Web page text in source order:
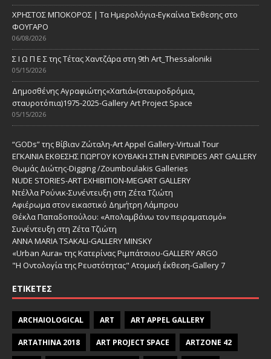
ΧΡΗΣΤΟΣ ΜΠΟΚΟΡΟΣ | Τα Ημερολόγια-Εγκαίνια Έκθεσης στο
ΦΟΥΓΑΡΟ
06/08/2026
Σ Ι Ω Π Ε Σ της Τέτας Χαντζάρα στη 9th Art_Thessaloniki
05/15/2026
Δημοσθένης Αγραφιώτης«Xαrtιά»(σταυροδρόμια,
σταυροτόπια)1975-2025-Gallery Art Project Space
05/15/2026
“GODs” της Βίβιαν Ζώταλη-Art Appel Gallery-Virtual Tour
ΕΓΚΑΙΝΙΑ ΕΚΘΕΣΗΣ ΓΙΩΡΓΟΥ ΚΟΥΒΑΚΗ ΣΤΗΝ EVRIPIDES ART GALLERY
Θωμάς Διώτης-Digging /Zoumboulakis Galleries
NUDE STORIES-ΑRT EXHIBITION-MEGART GALLERY
Ντέλλα Ρούνικ-Συνέντευξη στη Ζέτα Τζιώτη
Αφιέρωμα στον εικαστικό Δημήτρη Λάμπρου
Θέκλα Παπαδοπούλου: «Απολαμβάνω τον πειραματισμό»
Συνέντευξη στη Ζέτα Τζιώτη
ANNA MARIA TSAKALI-GALLERY MINSKY
«Urban Aura» της Κατερίνας Ριμπάτσιου-GALLERY ARGO
"Η Οντολογία της Ρευστότητας" Ατομική έκθεση-Gallery 7
ΕΤΙΚΈΤΕΣ
ARCHAIOLOGICAL ART ART APPEL GALLERY
ARTATHINA 2018 ART PROJECT SPACE ARTZONE 42